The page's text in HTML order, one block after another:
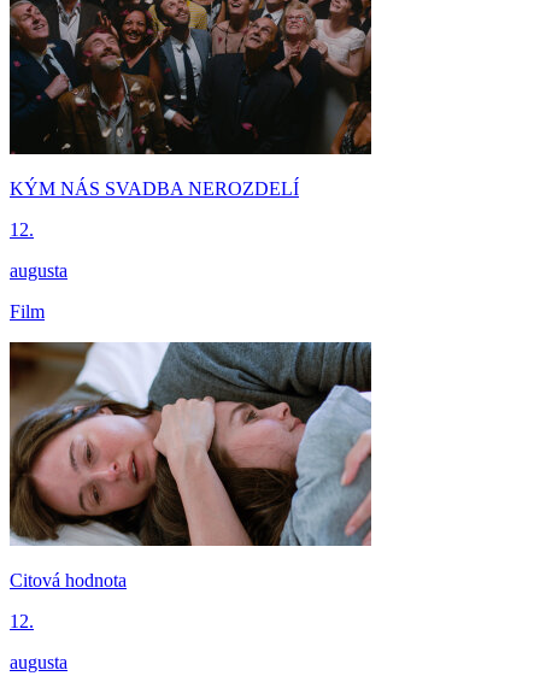
KÝM NÁS SVADBA NEROZDELÍ
12.
augusta
Film
Citová hodnota
12.
augusta